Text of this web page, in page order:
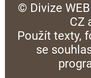
© Divize
CZ
Použít texty,
se